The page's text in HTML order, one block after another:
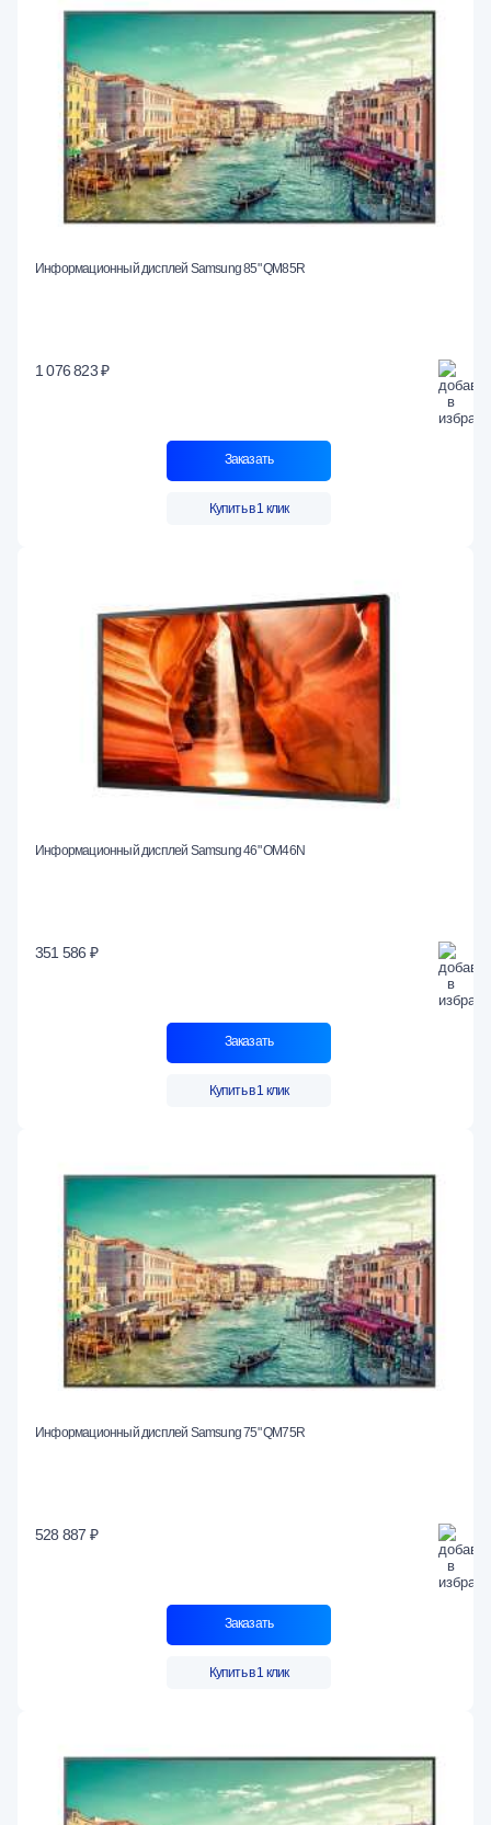
Информационный дисплей Samsung 85" QM85R
1 076 823 ₽
Заказать
Купить в 1 клик
Информационный дисплей Samsung 46" OM46N
351 586 ₽
Заказать
Купить в 1 клик
Информационный дисплей Samsung 75" QM75R
528 887 ₽
Заказать
Купить в 1 клик